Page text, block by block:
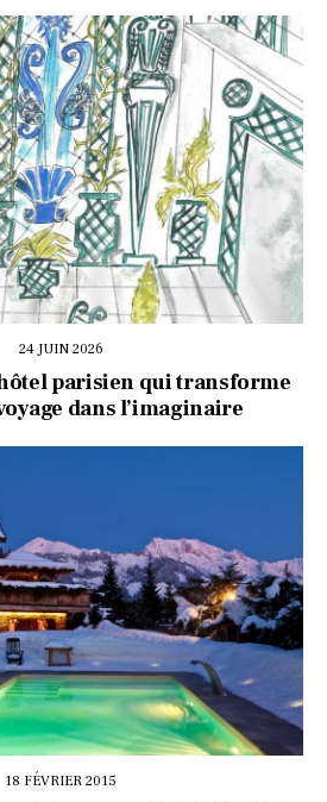
24 JUIN 2026
parisien qui transforme
dans l’imaginaire
18 FÉVRIER 2015